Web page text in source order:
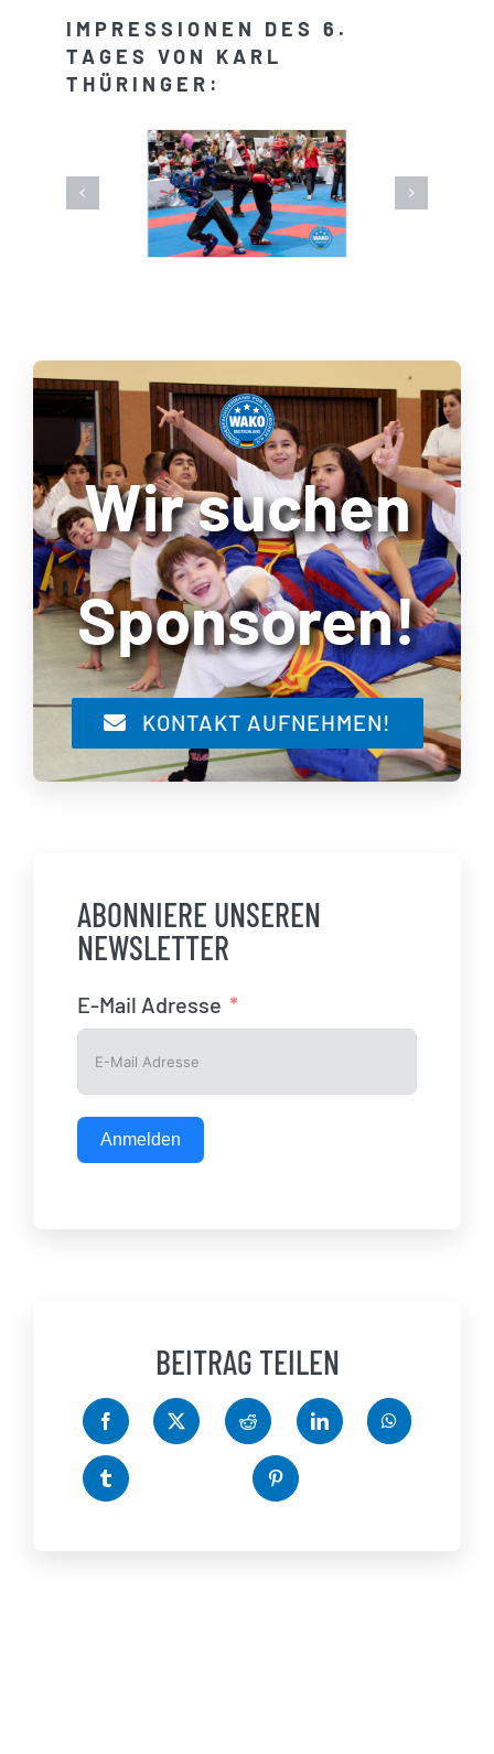
IMPRESSIONEN DES 6.
TAGES VON KARL
THÜRINGER:
Wir suchen
Sponsoren!
KONTAKT AUFNEHMEN!
ABONNIERE UNSEREN
NEWSLETTER
E-Mail Adresse
Anmelden
BEITRAG TEILEN